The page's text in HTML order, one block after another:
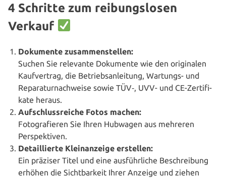
4 Schritte zum reibungslosen
Verkauf
Dokumente zusam­men­stel­len:
Suchen Sie relevante Dokumente wie den ori­gi­na­len
Kauf­ver­trag, die Betriebs­an­lei­tung, Wartungs- und
Repa­ra­tur­nach­wei­se sowie TÜV‑, UVV- und CE-Zer­ti­fi­
ka­te heraus.
Auf­schluss­rei­che Fotos machen:
Foto­gra­fie­ren Sie Ihren Hubwagen aus mehreren
Perspektiven.
Detail­lier­te Klein­anzeige erstellen:
Ein präziser Titel und eine aus­führ­li­che Beschrei­bung
erhöhen die Sicht­bar­keit Ihrer Anzeige und ziehen